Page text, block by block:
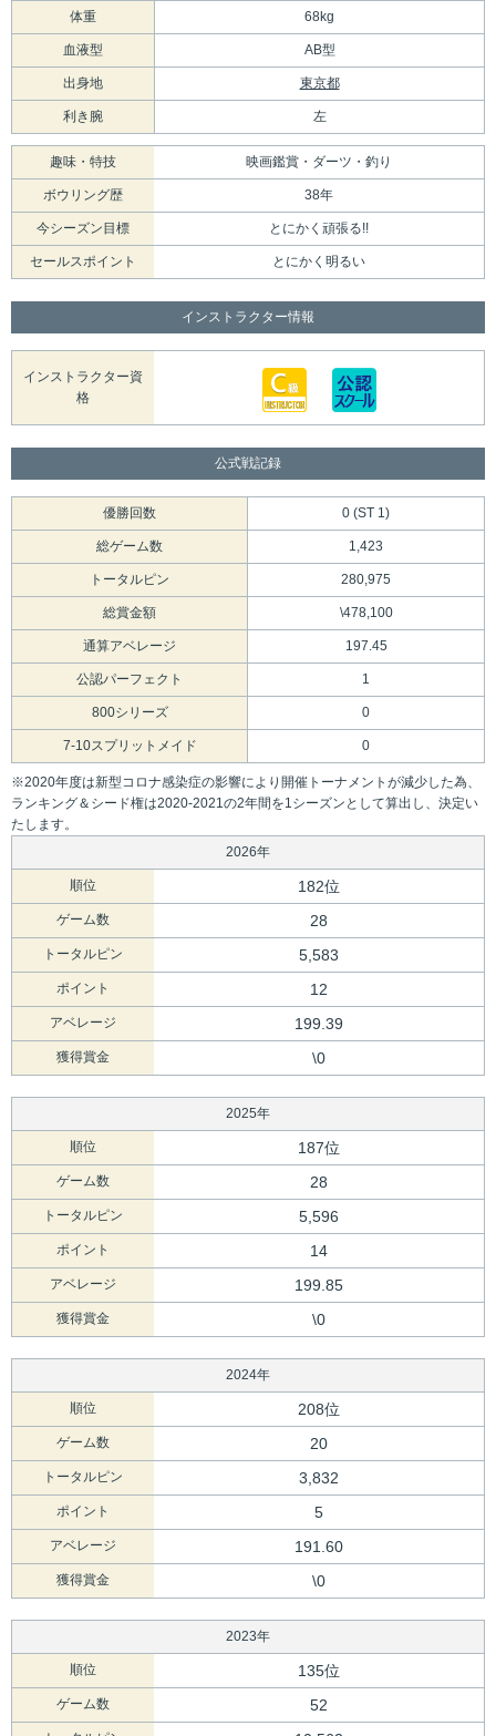
体重 68kg
血液型 AB型
出身地 東京都
利き腕 左
趣味・特技 映画鑑賞・ダーツ・釣り
ボウリング歴 38年
今シーズン目標 とにかく頑張る!!
セールスポイント とにかく明るい
インストラクター情報
インストラクター資
格
公式戦記録
優勝回数 0 (ST 1)
総ゲーム数 1,423
トータルピン 280,975
総賞金額 \478,100
通算アベレージ 197.45
公認パーフェクト 1
800シリーズ 0
7-10スプリットメイド 0
※2020年度は新型コロナ感染症の影響により開催トーナメントが減少した為、
ランキング＆シード権は2020-2021の2年間を1シーズンとして算出し、決定い
たします。
2026年
順位 182位
ゲーム数 28
トータルピン 5,583
ポイント 12
アベレージ 199.39
獲得賞金 \0
2025年
順位 187位
ゲーム数 28
トータルピン 5,596
ポイント 14
アベレージ 199.85
獲得賞金 \0
2024年
順位 208位
ゲーム数 20
トータルピン 3,832
ポイント 5
アベレージ 191.60
獲得賞金 \0
2023年
順位 135位
ゲーム数 52